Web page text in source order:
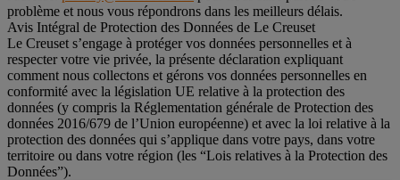
problème et nous vous répondrons dans les meilleurs délais.
Avis Intégral de Protection des Données de Le Creuset
Le Creuset s’engage à protéger vos données personnelles et à
respecter votre vie privée, la présente déclaration expliquant
comment nous collectons et gérons vos données personnelles en
conformité avec la législation UE relative à la protection des
données (y compris la Réglementation générale de Protection des
données 2016/679 de l’Union européenne) et avec la loi relative à la
protection des données qui s’applique dans votre pays, dans votre
territoire ou dans votre région (les “Lois relatives à la Protection des
Données”).